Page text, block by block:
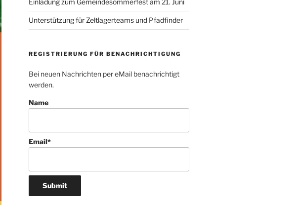
Einladung zum Gemeindesommerfest am 21. Juni
Unterstützung für Zeltlagerteams und Pfadfinder
REGISTRIERUNG FÜR BENACHRICHTIGUNG
Bei neuen Nachrichten per eMail benachrichtigt
werden.
Name
Email*